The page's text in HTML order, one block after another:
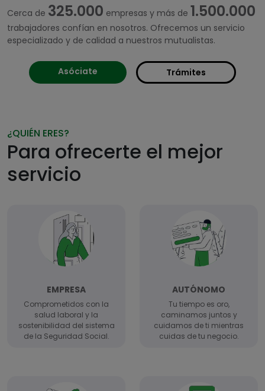
Cerca de 325.000 empresas y más de 1.500.000
trabajadores confían en nosotros. Ofrecemos un servicio
especializado y de calidad a nuestros mutualistas.
Asóciate Trámites
¿QUIÉN ERES?
Para ofrecerte el mejor
servicio
EMPRESA
Comprometidos con la
salud laboral y la
sostenibilidad del sistema
de la Seguridad Social.
AUTÓNOMO
Tu tiempo es oro,
caminamos juntos y
cuidamos de ti mientras
cuidas de tu negocio.